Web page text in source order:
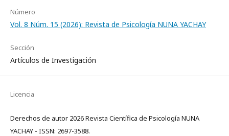
Número
Vol. 8 Núm. 15 (2026): Revista de Psicología NUNA YACHAY
Sección
Artículos de Investigación
Licencia
Derechos de autor 2026 Revista Científica de Psicología NUNA
YACHAY - ISSN: 2697-3588.